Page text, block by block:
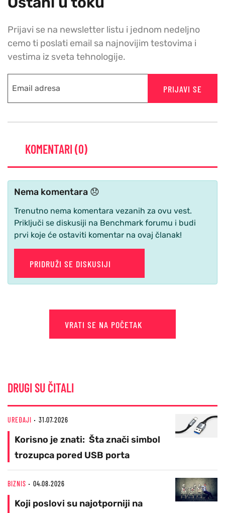
Prijavi se na newsletter listu i jednom nedeljno
cemo ti poslati email sa najnovijim testovima i
vestima iz sveta tehnologije.
PRIJAVI SE
KOMENTARI (0)
Nema komentara 😞
Trenutno nema komentara vezanih za ovu vest.
Priključi se diskusiji na Benchmark forumu i budi
prvi koje će ostaviti komentar na ovaj članak!
PRIDRUŽI SE DISKUSIJI
VRATI SE NA POČETAK
DRUGI SU ČITALI
UREĐAJI 31.07.2026
Korisno je znati: Šta znači simbol
trozupca pored USB porta
BIZNIS 04.08.2026
Koji poslovi su najotporniji na